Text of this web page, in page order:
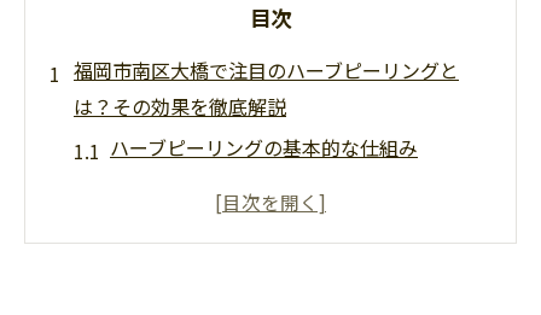
目次
福岡市南区大橋で注目のハーブピーリングと
は？その効果を徹底解説
ハーブピーリングの基本的な仕組み
福岡市南区大橋での施術体験レポート